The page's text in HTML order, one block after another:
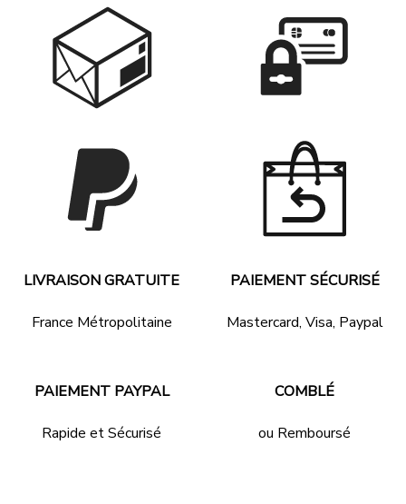
LIVRAISON GRATUITE
France Métropolitaine
PAIEMENT SÉCURISÉ
Mastercard, Visa, Paypal
PAIEMENT PAYPAL
Rapide et Sécurisé
COMBLÉ
ou Remboursé